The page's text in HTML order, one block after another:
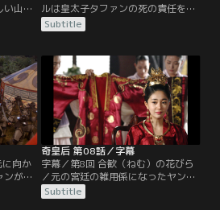
い山中
。ワ
濡れ
のは元
ンに証
元のタ
確実に
捜索す
ルは皇太子タファンの死の責任を問
い、高麗王ワン・ユを廃位にし、元
に連行して裁くと宣告。そんな中、
の入った棺を宮殿に届けることに成
功し、遺体発見の知らせが入る。集
まったヨンチョルたちの前で、スン
ニャンが突然「皇太子は生きてい
る」と告げると、タファンが起き上
がり…。
Subtitle
向か
ンが女
もと
セは
奇皇后 第08話／字幕
字幕／第8回 合歓（ねむ）の花びら
／元の宮廷の雑用係になったヤン。
もう男のふりをしたスンニャンでは
ない。ヤンはまもなく立后の大礼が
Subtitle